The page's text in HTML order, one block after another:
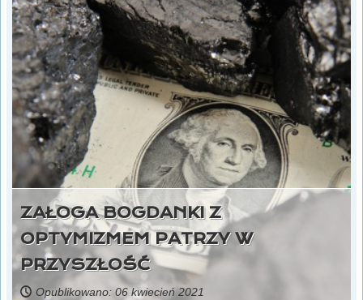
ZAŁOGA BOGDANKI Z
OPTYMIZMEM PATRZY W
PRZYSZŁOŚĆ
Opublikowano: 06 kwiecień 2021